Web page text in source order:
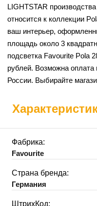
LIGHTSTAR
относится к коллекции
ваш интерьер,
площадь около 3
подсветка Favourite Pola
рублей. Возможна оплата
России. Выбирайте
Фабрика:
Favourite
Страна бренда:
Германия
ШтрихКод: